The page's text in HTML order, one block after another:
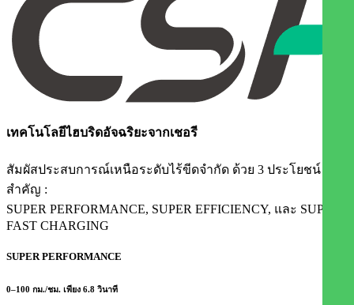
เทคโนโลยีไฮบริดอัจฉริยะจากเชอรี​​
สัมผัสประสบการณ์เหนือระดับไร้ขีดจำกัด ด้วย 3 ประโยชน์
สำคัญ :
SUPER PERFORMANCE, SUPER EFFICIENCY, และ SUPER
FAST CHARGING
SUPER PERFORMANCE
0–100 กม./ชม. เพียง 6.8 วินาที​